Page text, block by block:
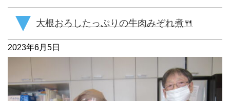
大根おろしたっぷりの牛肉みぞれ煮🍴
2023年6月5日